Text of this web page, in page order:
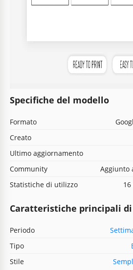
Specifiche del modello
Formato
Creato
Ultimo aggiornamento
Community
Aggiunto
Statistiche di utilizzo
Caratteristiche principali
Periodo
Tipo
Stile